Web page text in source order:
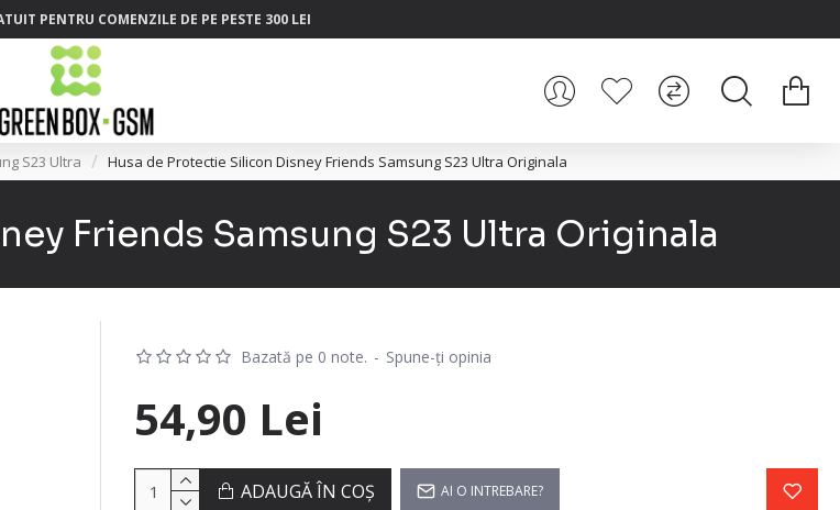
PENTRU COMENZILE DE PE PESTE 300 LEI
S23 Ultra Husa de Protectie Silicon Disney Friends Samsung S23 Ultra Originala
Friends Samsung S23 Ultra Originala
Bazată pe 0 note. - Spune-ţi opinia
54,90 Lei
ADAUGĂ ÎN COŞ AI O INTREBARE?